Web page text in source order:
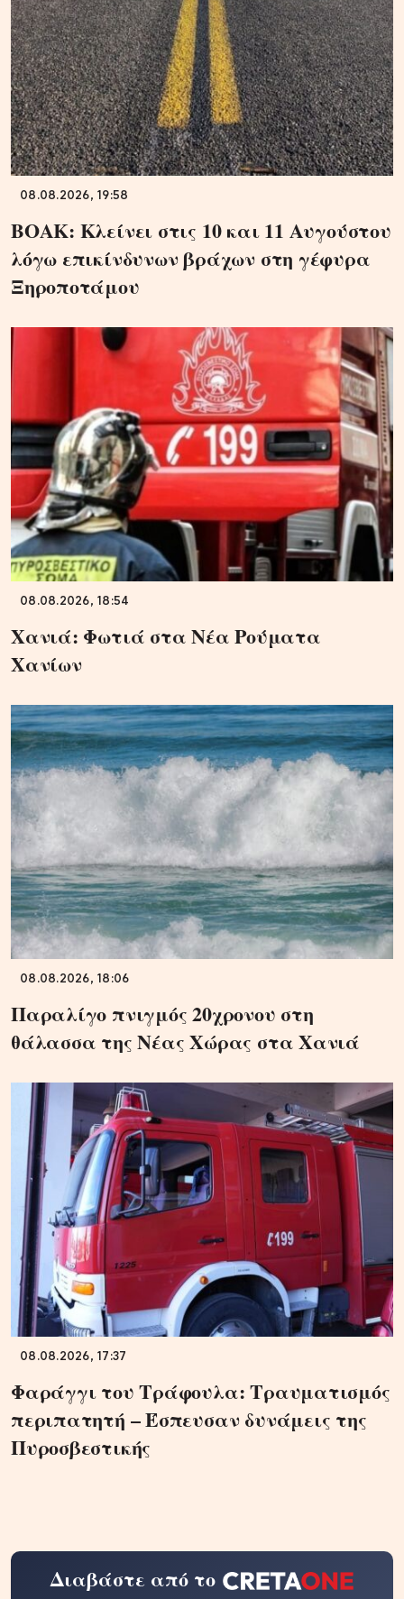
08.08.2026, 19:58
ΒΟΑΚ: Κλείνει στις 10 και 11 Αυγούστου
λόγω επικίνδυνων βράχων στη γέφυρα
Ξηροποτάμου
08.08.2026, 18:54
Χανιά: Φωτιά στα Νέα Ρούματα
Χανίων
08.08.2026, 18:06
Παραλίγο πνιγμός 20χρονου στη
θάλασσα της Νέας Χώρας στα Χανιά
08.08.2026, 17:37
Φαράγγι του Τράφουλα: Τραυματισμός
περιπατητή – Έσπευσαν δυνάμεις της
Πυροσβεστικής
Διαβάστε από το